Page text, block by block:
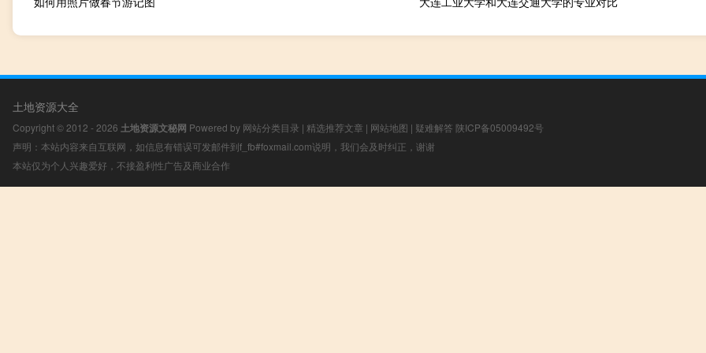
土地资源大全
Copyright © 2012 - 2026 土地资源文秘网 Powered by 网站分类目录 | 精选推荐文章 | 网站地图 | 疑难解答 陕ICP备05009492号
声明：本站内容来自互联网，如信息有错误可发邮件到f_fb#foxmail.com说明，我们会及时纠正，谢谢
本站仅为个人兴趣爱好，不接盈利性广告及商业合作